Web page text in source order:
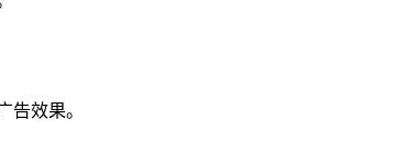
效果。